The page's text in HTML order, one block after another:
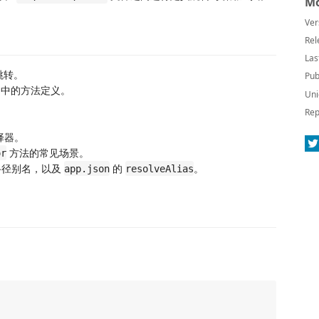
。
的方法定义。
。
方法的常见场景。
别名，以及 app.json 的 resolveAlias。